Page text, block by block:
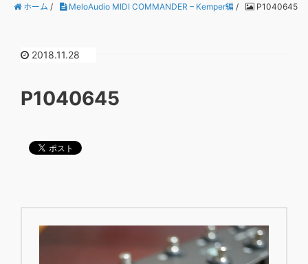
ホーム / MeloAudio MIDI COMMANDER – Kemper編 / P1040645
2018.11.28
P1040645